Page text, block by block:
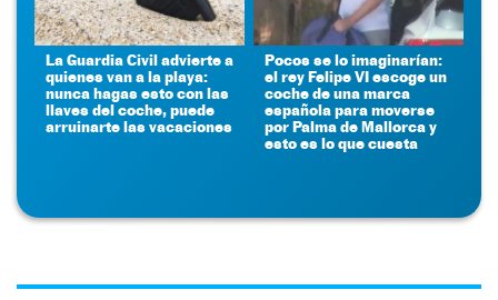
La Guardia Civil advierte a
quienes van a la playa:
nunca hagas esto con las
llaves del coche, puede
arruinarte las vacaciones
Pocos se lo imaginarían:
el rey Felipe VI escoge un
coche de una marca
española para moverse
por Palma de Mallorca y
esto es lo que cuesta